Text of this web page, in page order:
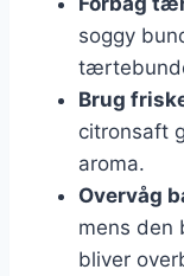
soggy
Brug
citronsaft
aroma.
Overvåg
mens den
bliver